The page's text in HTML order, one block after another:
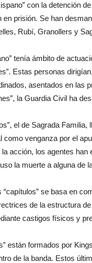
con la detención
en prisión. Se han
Rubí, Granollers y
tenía ámbito de
Estas personas
asentados en las
la Guardia Civil ha
el de Sagrada
como venganza por el
acción, los agentes
la muerte a alguna de
“capítulos” se basa en
de la estructura
castigos físicos y
están formados por
de la banda. Estos